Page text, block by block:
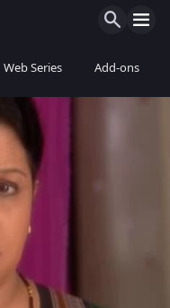
Web Series Add-ons